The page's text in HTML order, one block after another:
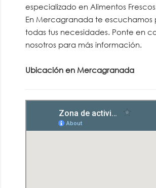
especializado en Alimentos
En Mercagranada te escuchamos
todas tus necesidades. Ponte en
nosotros para más información.
Ubicación en Mercagranada